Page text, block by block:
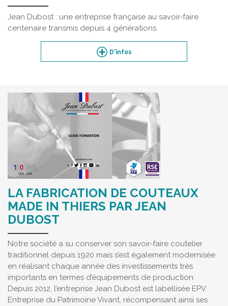
Jean Dubost : une entreprise française au savoir-faire
centenaire transmis depuis 4 générations.
D'infos
LA FABRICATION DE COUTEAUX
MADE IN THIERS PAR JEAN
DUBOST
Notre société a su conserver son savoir-faire coutelier
traditionnel depuis 1920 mais s’est également modernisée
en réalisant chaque année des investissements très
importants en termes d’équipements de production.
Depuis 2012, l’entreprise Jean Dubost est labellisée EPV
Entreprise du Patrimoine Vivant, récompensant ainsi ses